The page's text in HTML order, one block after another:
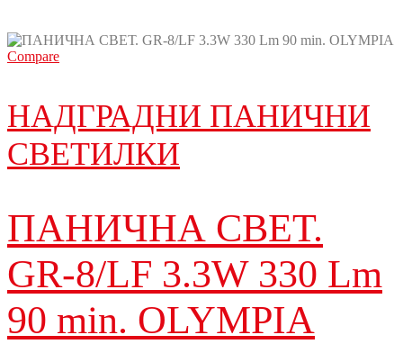
Compare
НАДГРАДНИ ПАНИЧНИ
СВЕТИЛКИ
ПАНИЧНА СВЕТ.
GR-8/LF 3.3W 330 Lm
90 min. OLYMPIA